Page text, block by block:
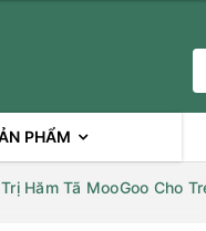
PHẨM
Trị Hăm Tã MooGoo Cho